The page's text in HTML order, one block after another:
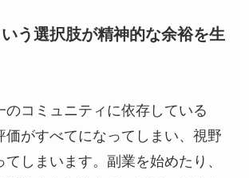
う選択肢が精神的な余裕を生
のコミュニティに依存している
価がすべてになってしまい、視野
しまいます。副業を始めたり、